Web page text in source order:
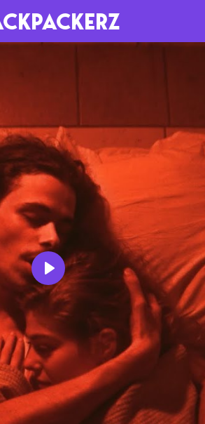
Playlists
Mixes
Play